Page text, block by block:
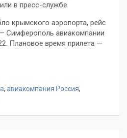
в пресс-службе.
крымского аэропорта, рейс
Симферополь авиакомпании
Плановое время прилета —
, авиакомпания Россия,